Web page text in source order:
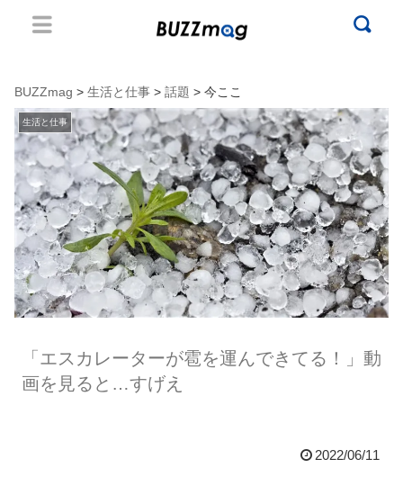
BUZZmag > 生活と仕事 > 話題 > 今ここ
生活と仕事
「エスカレーターが雹を運んできてる！」動
画を見ると…すげえ
2022/06/11